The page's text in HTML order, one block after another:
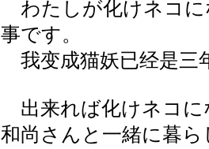
わたしが化けネコに
事です。
我变成猫妖已经是三
出来れば化けネコに
和尚さんと一緒に暮